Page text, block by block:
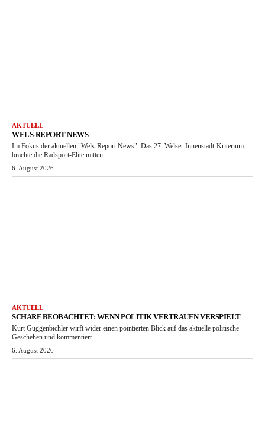
AKTUELL
WELS-REPORT NEWS
Im Fokus der aktuellen "Wels-Report News": Das 27. Welser Innenstadt-Kriterium
brachte die Radsport-Elite mitten...
6. August 2026
AKTUELL
SCHARF BEOBACHTET: WENN POLITIK VERTRAUEN VERSPIELT
Kurt Guggenbichler wirft wider einen pointierten Blick auf das aktuelle politische
Geschehen und kommentiert...
6. August 2026